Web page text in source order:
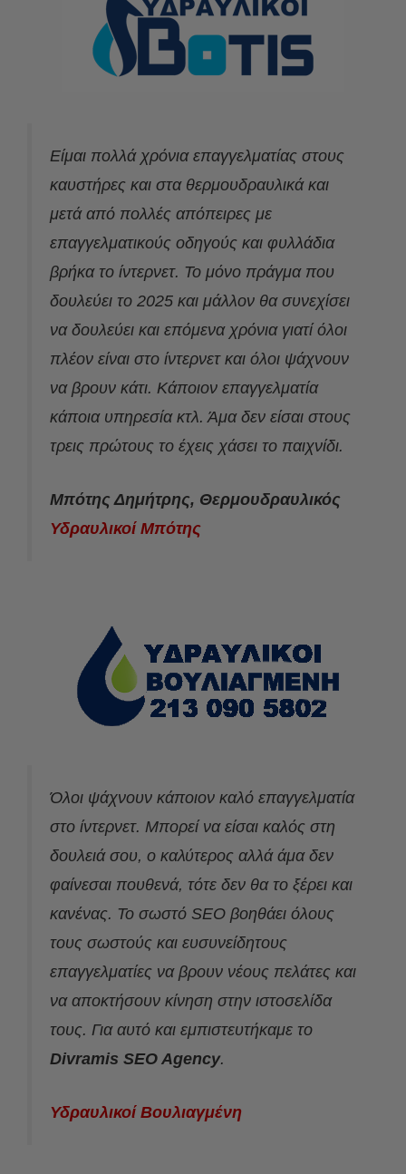
Είμαι πολλά χρόνια επαγγελματίας στους
καυστήρες και στα θερμουδραυλικά και
μετά από πολλές απόπειρες με
επαγγελματικούς οδηγούς και φυλλάδια
βρήκα το ίντερνετ. Το μόνο πράγμα που
δουλεύει το 2025 και μάλλον θα συνεχίσει
να δουλεύει και επόμενα χρόνια γιατί όλοι
πλέον είναι στο ίντερνετ και όλοι ψάχνουν
να βρουν κάτι. Κάποιον επαγγελματία
κάποια υπηρεσία κτλ. Άμα δεν είσαι στους
τρεις πρώτους το έχεις χάσει το παιχνίδι.
Μπότης Δημήτρης, Θερμουδραυλικός
Υδραυλικοί Μπότης
Όλοι ψάχνουν κάποιον καλό επαγγελματία
στο ίντερνετ. Μπορεί να είσαι καλός στη
δουλειά σου, ο καλύτερος αλλά άμα δεν
φαίνεσαι πουθενά, τότε δεν θα το ξέρει και
κανένας. Το σωστό SEO βοηθάει όλους
τους σωστούς και ευσυνείδητους
επαγγελματίες να βρουν νέους πελάτες και
να αποκτήσουν κίνηση στην ιστοσελίδα
τους. Για αυτό και εμπιστευτήκαμε το
Divramis SEO Agency.
Υδραυλικοί Βουλιαγμένη